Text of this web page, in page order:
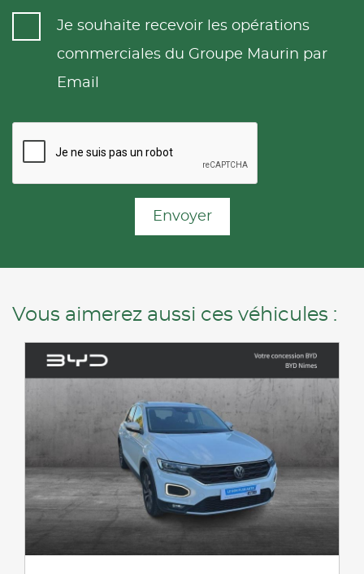
Je souhaite recevoir les opérations
commerciales du Groupe Maurin par
Email
Envoyer
Vous aimerez aussi ces véhicules :